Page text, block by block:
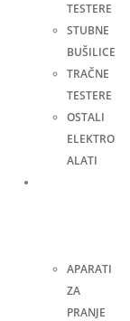
TESTERE
STUBNE
BUŠILICE
TRAČNE
TESTERE
OSTALI
ELEKTRO
ALATI
APARATI
ZA
PRANJE